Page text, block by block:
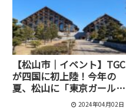
【松山市｜イベント】TGC
が四国に初上陸！今年の
夏、松山に「東京ガールズ
コレクション」がやってく
2024年04月02日